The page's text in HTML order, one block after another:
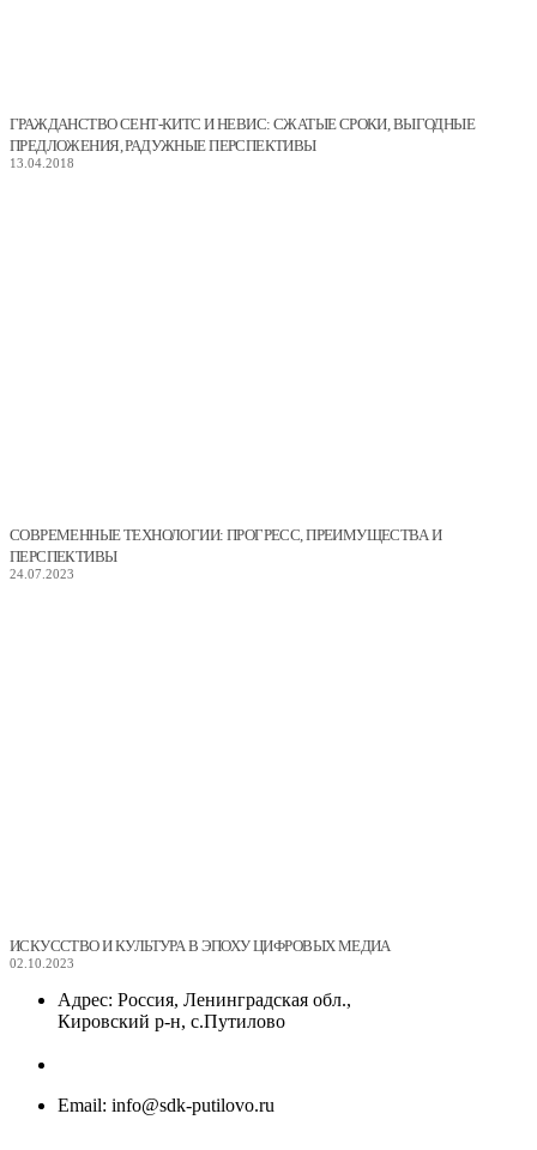
ГРАЖДАНСТВО СЕНТ-КИТС И НЕВИС: СЖАТЫЕ СРОКИ, ВЫГОДНЫЕ
ПРЕДЛОЖЕНИЯ, РАДУЖНЫЕ ПЕРСПЕКТИВЫ
13.04.2018
СОВРЕМЕННЫЕ ТЕХНОЛОГИИ: ПРОГРЕСС, ПРЕИМУЩЕСТВА И
ПЕРСПЕКТИВЫ
24.07.2023
ИСКУССТВО И КУЛЬТУРА В ЭПОХУ ЦИФРОВЫХ МЕДИА
02.10.2023
Адрес: Россия, Ленинградская обл.,
Кировский р-н, с.Путилово
Email: info@sdk-putilovo.ru